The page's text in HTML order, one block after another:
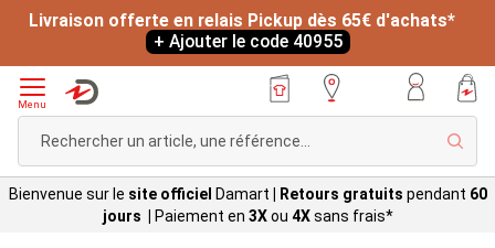
-20% sur votre article préféré dès 19€ d'achats*
+ Ajouter le code 40955
Menu
Bienvenue sur le site officiel Damart Retours gratuits pendant 60
jours |
Paiement en 3Xou 4Xsans frais*